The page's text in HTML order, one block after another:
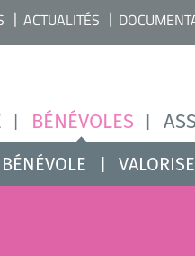
BÉNÉVOLES
ACTUALITÉS